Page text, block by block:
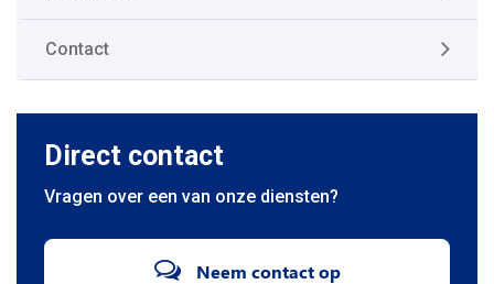
Contact
Direct contact
Vragen over een van onze diensten?
Neem contact op